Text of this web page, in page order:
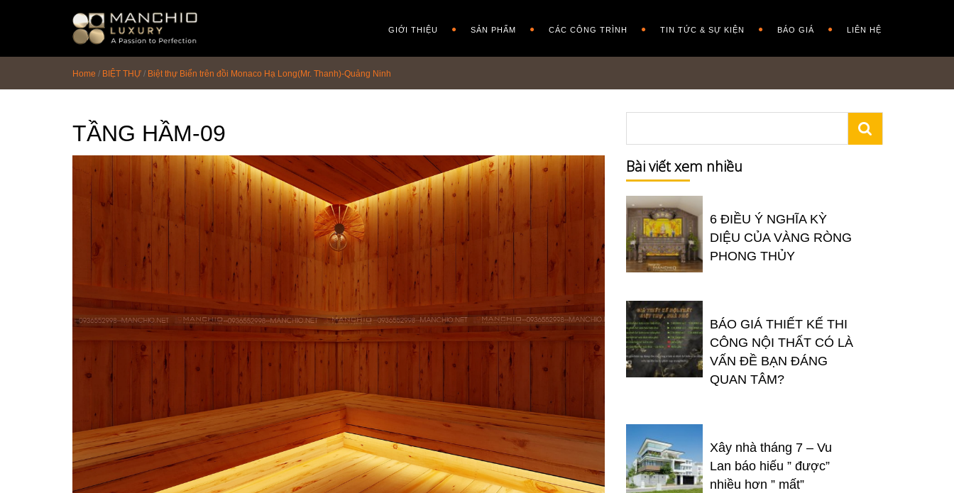
GIỚI THIỆU SẢN PHẨM CÁC CÔNG TRÌNH TIN TỨC & SỰ KIỆN BÁO GIÁ LIÊN HỆ
Home / BIỆT THỰ / Biệt thự Biển trên đồi Monaco Hạ Long(Mr. Thanh)-Quảng Ninh
TẦNG HẦM-09
Bài viết xem nhiều
6 ĐIỀU Ý NGHĨA KỲ
DIỆU CỦA VÀNG RÒNG
PHONG THỦY
BÁO GIÁ THIẾT KẾ THI
CÔNG NỘI THẤT CÓ LÀ
VẤN ĐỀ BẠN ĐÁNG
QUAN TÂM?
Xây nhà tháng 7 – Vu
Lan báo hiếu ” được”
nhiều hơn ” mất”